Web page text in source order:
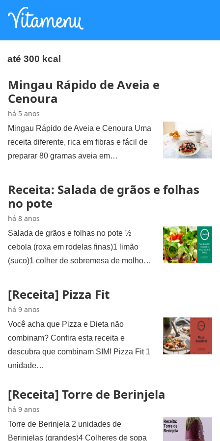
até 300 kcal
Mingau Rápido de Aveia e
Cenoura
há 5 anos
Mingau Rápido de Aveia e Cenoura Uma
receita diferente, rica em fibras e fácil de
preparar 80 gramas aveia em…
Receita: Salada de grãos e folhas
no pote
há 8 anos
Salada de grãos e folhas no pote ½
cebola (roxa em rodelas finas)1 limão
(suco)1 colher de sobremesa de molho…
[Receita] Pizza Fit
há 9 anos
Você acha que Pizza e Dieta não
combinam? Confira esta receita e
descubra que combinam SIM! Pizza Fit 1
unidade…
[Receita] Torre de Berinjela
há 9 anos
Torre de Berinjela 2 unidades de
Berinjelas (grandes)4 Colheres de sopa